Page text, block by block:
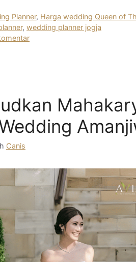
Planner, Harga wedding Queen of
, wedding planner jogja
Canis